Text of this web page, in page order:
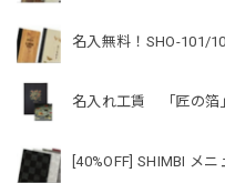
名入無料！SHO-101/
名入れ工賃 「匠の箔
[40%OFF] SHIMBI メニ